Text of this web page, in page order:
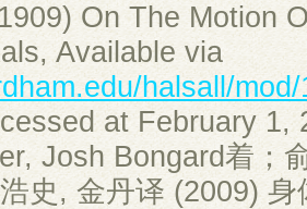
On The Motion
Available via
halsall/
at February 1,
Josh Bongard着；
史, 金丹译 (2009)